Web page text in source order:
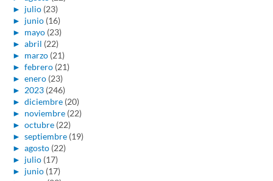
► julio (23)
► junio (16)
► mayo (23)
► abril (22)
► marzo (21)
► febrero (21)
► enero (23)
► 2023 (246)
► diciembre (20)
► noviembre (22)
► octubre (22)
► septiembre (19)
► agosto (22)
► julio (17)
► junio (17)